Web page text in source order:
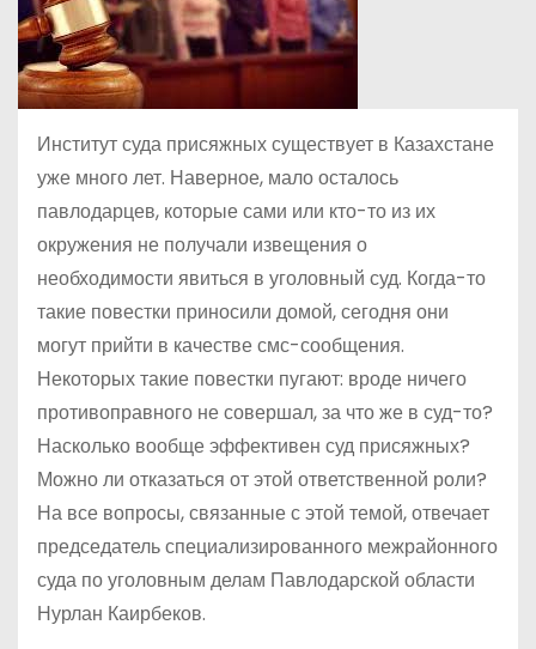
Институт суда присяжных существует в Казахстане
уже много лет. Наверное, мало осталось
павлодарцев, которые сами или кто-то из их
окружения не получали извещения о
необходимости явиться в уголовный суд. Когда-то
такие повестки приносили домой, сегодня они
могут прийти в качестве смс-сообщения.
Некоторых такие повестки пугают: вроде ничего
противоправного не совершал, за что же в суд-то?
Насколько вообще эффективен суд присяжных?
Можно ли отказаться от этой ответственной роли?
На все вопросы, связанные с этой темой, отвечает
председатель специализированного межрайонного
суда по уголовным делам Павлодарской области
Нурлан Каирбеков.